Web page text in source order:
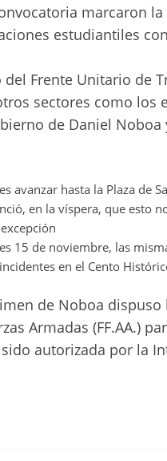
marcaron
estudiantiles
Frente Unitario de
sectores como los
de Daniel
avanzar hasta la Plaza de
en la víspera, que esto
15 de noviembre, las
en el Cento
de Noboa
Armadas (FF.AA.)
autorizada por la